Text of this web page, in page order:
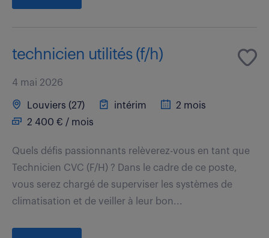
technicien utilités (f/h)
4 mai 2026
Louviers (27) intérim
2 mois
2 400 € / mois
Quels défis passionnants relèverez-vous en tant que
Technicien CVC (F/H) ? Dans le cadre de ce poste,
vous serez chargé de superviser les systèmes de
climatisation et de veiller à leur bon...